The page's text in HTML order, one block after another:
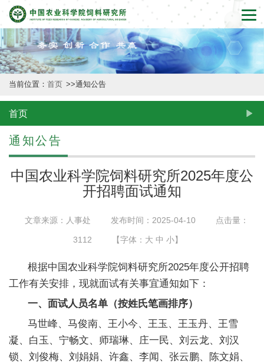
首
页
本
所
概
况
新
当前位置： 首页 >>通知公告
首页
通知公告
中国农业科学院饲料研究所2025年度公
开招聘面试通知
文章来源：人事处 发布时间：2025-04-10 点击量：
3112 【字体： 大 中 小】
根据中国农业科学院饲料研究所2025年度公开招聘
工作有关安排，现就面试有关事宜通知如下：
一、面试人员名单（按姓氏笔画排序）
马世峰、马俊南、王小今、王玉、王玉丹、王雪
凝、白玉、宁畅文、师瑞琳、庄一民、刘云龙、刘汉
锁、刘俊梅、刘娟娟、许鑫、李闻、张云鹏、陈文娟、